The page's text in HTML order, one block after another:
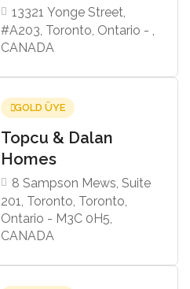
13321 Yonge Street,
#A203, Toronto, Ontario - ,
CANADA
GOLD ÜYE
Topcu & Dalan
Homes
8 Sampson Mews, Suite
201, Toronto, Toronto,
Ontario - M3C 0H5,
CANADA